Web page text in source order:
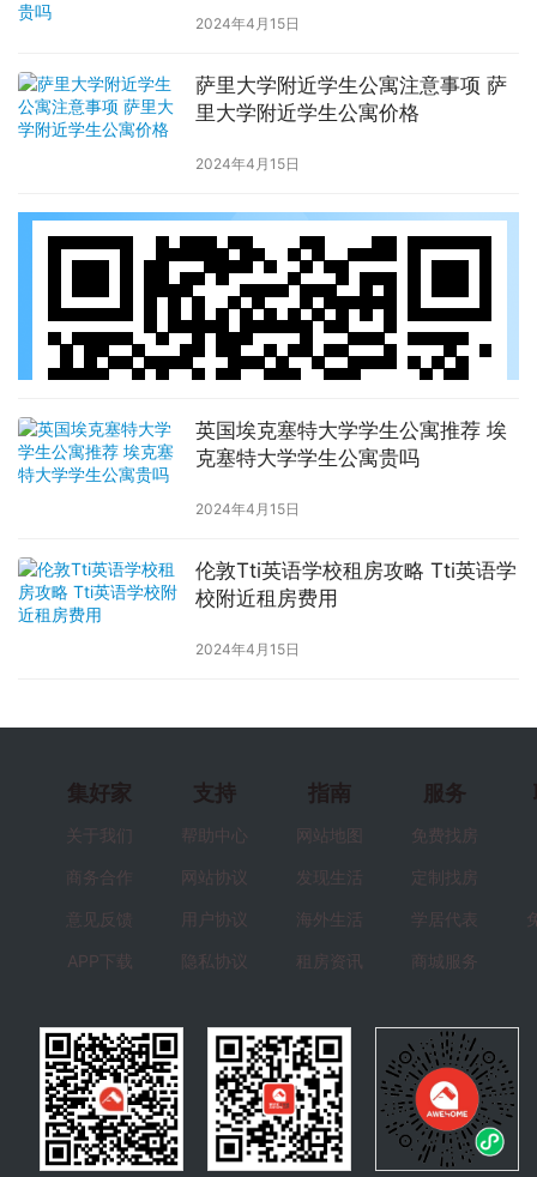
2024年4月15日
萨里大学附近学生公寓注意事项 萨
里大学附近学生公寓价格
2024年4月15日
英国埃克塞特大学学生公寓推荐 埃
克塞特大学学生公寓贵吗
2024年4月15日
伦敦Tti英语学校租房攻略 Tti英语学
校附近租房费用
2024年4月15日
集好家
关于我们
商务合作
意见反馈
APP下载
支持
帮助中心
网站协议
用户协议
隐私协议
指南
网站地图
发现生活
海外生活
租房资讯
服务
免费找房
定制找房
学居代表
商城服务